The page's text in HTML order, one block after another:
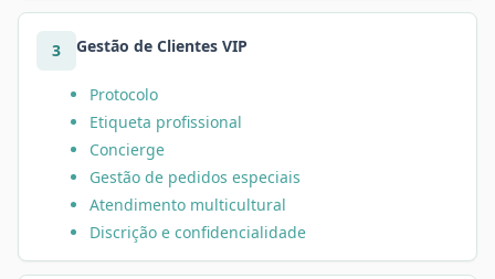
3 Gestão de Clientes VIP
Protocolo
Etiqueta profissional
Concierge
Gestão de pedidos especiais
Atendimento multicultural
Discrição e confidencialidade